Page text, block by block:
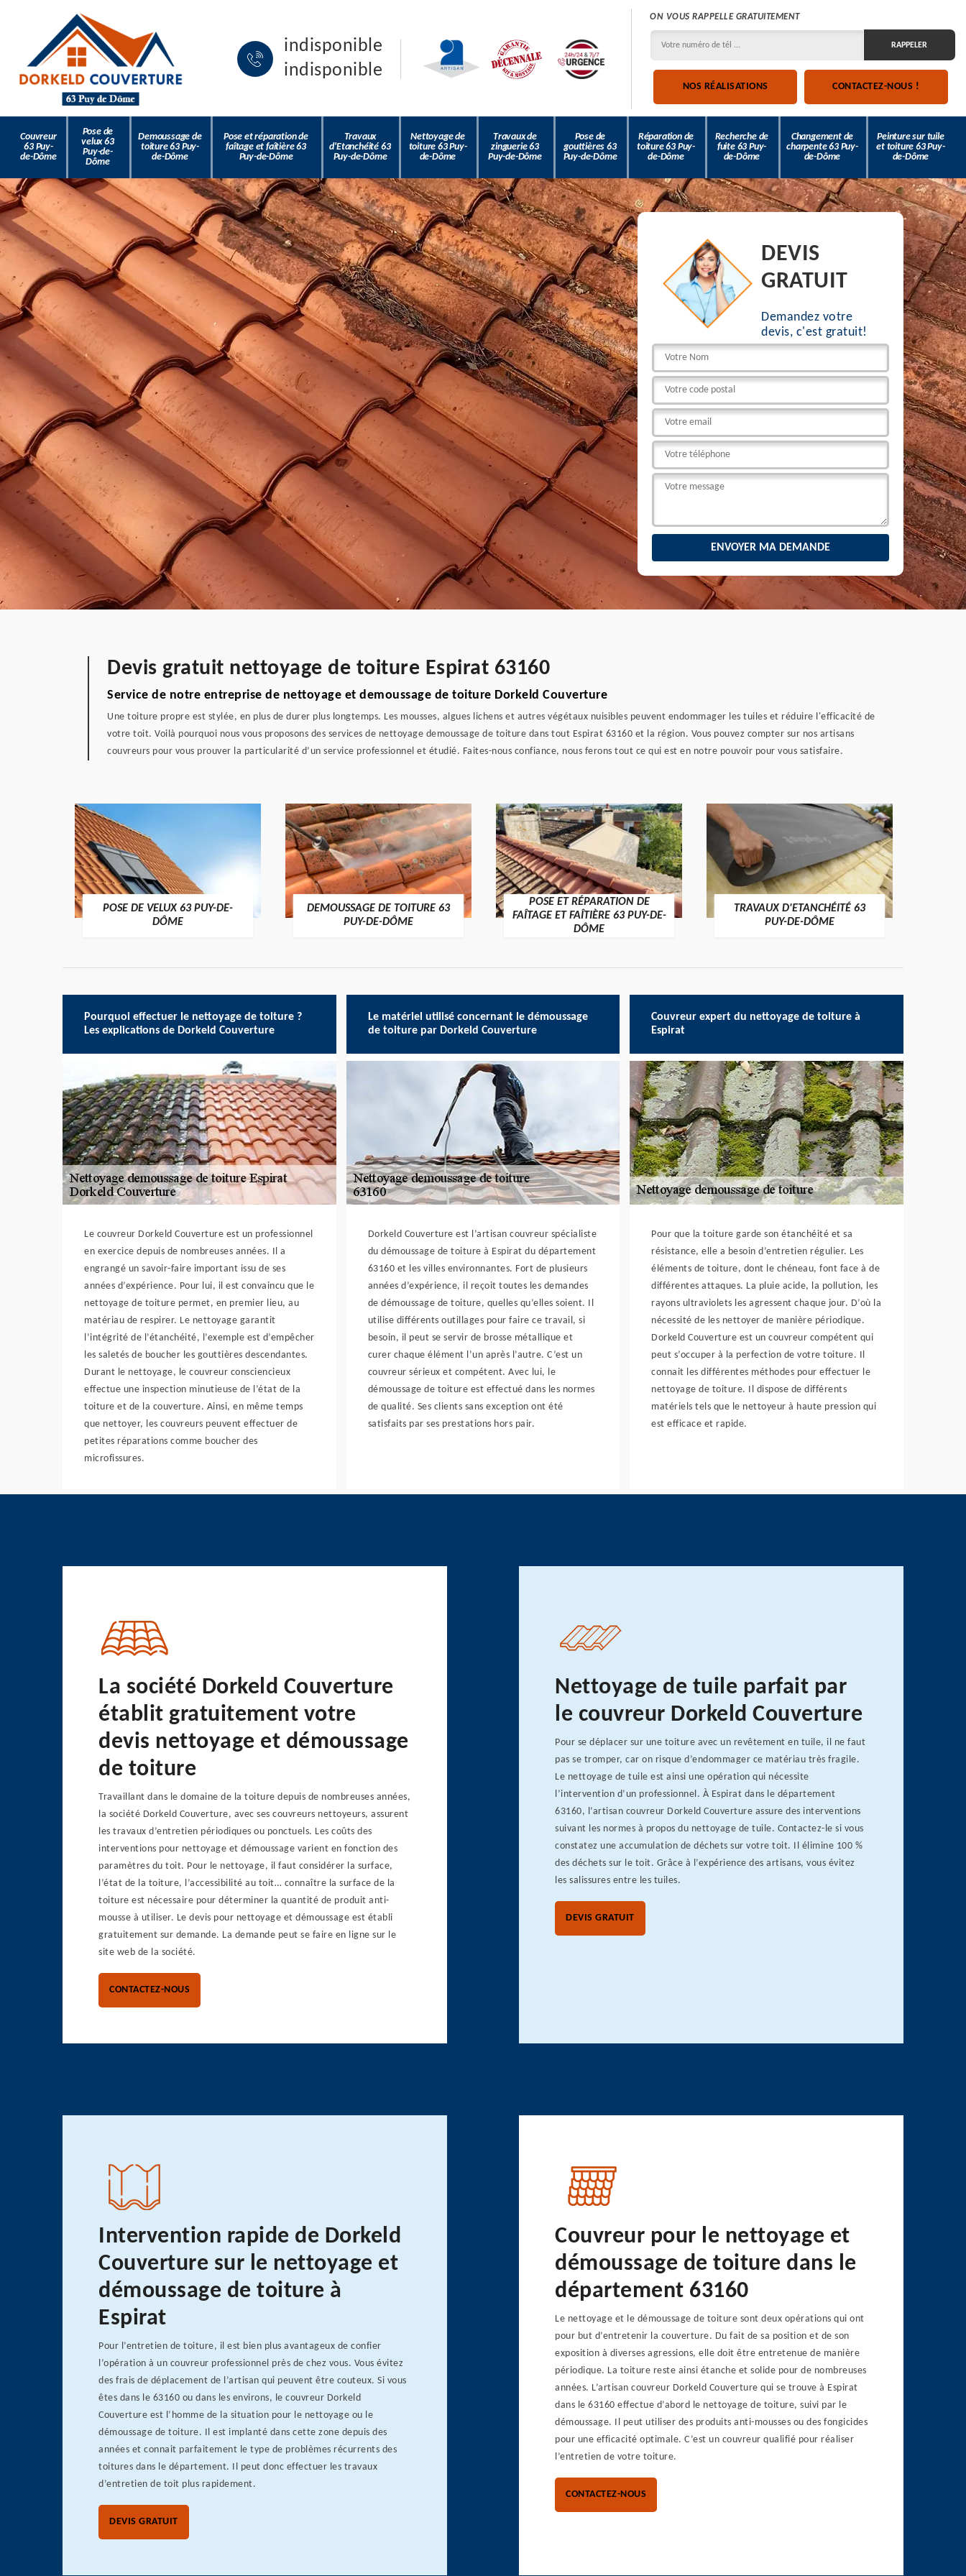
indisponible
indisponible
ON VOUS RAPPELLE GRATUITEMENT
NOS RÉALISATIONS CONTACTEZ-NOUS !
Couvreur
63 Puy-
de-Dôme
Pose de
velux 63
Puy-de-
Dôme
Demoussage de
toiture 63 Puy-
de-Dôme
Pose et réparation de
faîtage et faîtière 63
Puy-de-Dôme
Travaux
d'Etanchéité 63
Puy-de-Dôme
Nettoyage de
toiture 63 Puy-
de-Dôme
Travaux de
zinguerie 63
Puy-de-Dôme
Pose de
gouttières 63
Puy-de-Dôme
Réparation de
toiture 63 Puy-
de-Dôme
Recherche de
fuite 63 Puy-
de-Dôme
Changement de
charpente 63 Puy-
de-Dôme
Peinture sur tuile
et toiture 63 Puy-
de-Dôme
DEVIS
GRATUIT
Demandez votre
devis, c'est gratuit!
Devis gratuit nettoyage de toiture Espirat 63160
Service de notre entreprise de nettoyage et demoussage de toiture Dorkeld Couverture
Une toiture propre est stylée, en plus de durer plus longtemps. Les mousses, algues lichens et autres végétaux nuisibles peuvent endommager les tuiles et réduire l'efficacité de
votre toit. Voilà pourquoi nous vous proposons des services de nettoyage demoussage de toiture dans tout Espirat 63160 et la région. Vous pouvez compter sur nos artisans
couvreurs pour vous prouver la particularité d’un service professionnel et étudié. Faites-nous confiance, nous ferons tout ce qui est en notre pouvoir pour vous satisfaire.
POSE DE VELUX 63 PUY-DE-
DÔME
DEMOUSSAGE DE TOITURE 63
PUY-DE-DÔME
POSE ET RÉPARATION DE
FAÎTAGE ET FAÎTIÈRE 63 PUY-DE-
DÔME
TRAVAUX D'ETANCHÉITÉ 63
PUY-DE-DÔME
Pourquoi effectuer le nettoyage de toiture ?
Les explications de Dorkeld Couverture
Le couvreur Dorkeld Couverture est un professionnel
en exercice depuis de nombreuses années. Il a
engrangé un savoir-faire important issu de ses
années d’expérience. Pour lui, il est convaincu que le
nettoyage de toiture permet, en premier lieu, au
matériau de respirer. Le nettoyage garantit
l’intégrité de l’étanchéité, l’exemple est d’empêcher
les saletés de boucher les gouttières descendantes.
Durant le nettoyage, le couvreur consciencieux
effectue une inspection minutieuse de l’état de la
toiture et de la couverture. Ainsi, en même temps
que nettoyer, les couvreurs peuvent effectuer de
petites réparations comme boucher des
microfissures.
Le matériel utilisé concernant le démoussage
de toiture par Dorkeld Couverture
Dorkeld Couverture est l’artisan couvreur spécialiste
du démoussage de toiture à Espirat du département
63160 et les villes environnantes. Fort de plusieurs
années d’expérience, il reçoit toutes les demandes
de démoussage de toiture, quelles qu’elles soient. Il
utilise différents outillages pour faire ce travail, si
besoin, il peut se servir de brosse métallique et
curer chaque élément l’un après l’autre. C’est un
couvreur sérieux et compétent. Avec lui, le
démoussage de toiture est effectué dans les normes
de qualité. Ses clients sans exception ont été
satisfaits par ses prestations hors pair.
Couvreur expert du nettoyage de toiture à
Espirat
Pour que la toiture garde son étanchéité et sa
résistance, elle a besoin d’entretien régulier. Les
éléments de toiture, dont le chéneau, font face à de
différentes attaques. La pluie acide, la pollution, les
rayons ultraviolets les agressent chaque jour. D’où la
nécessité de les nettoyer de manière périodique.
Dorkeld Couverture est un couvreur compétent qui
peut s’occuper à la perfection de votre toiture. Il
connait les différentes méthodes pour effectuer le
nettoyage de toiture. Il dispose de différents
matériels tels que le nettoyeur à haute pression qui
est efficace et rapide.
La société Dorkeld Couverture
établit gratuitement votre
devis nettoyage et démoussage
de toiture
Travaillant dans le domaine de la toiture depuis de nombreuses années,
la société Dorkeld Couverture, avec ses couvreurs nettoyeurs, assurent
les travaux d’entretien périodiques ou ponctuels. Les coûts des
interventions pour nettoyage et démoussage varient en fonction des
paramètres du toit. Pour le nettoyage, il faut considérer la surface,
l’état de la toiture, l’accessibilité au toit… connaître la surface de la
toiture est nécessaire pour déterminer la quantité de produit anti-
mousse à utiliser. Le devis pour nettoyage et démoussage est établi
gratuitement sur demande. La demande peut se faire en ligne sur le
site web de la société.
CONTACTEZ-NOUS
Nettoyage de tuile parfait par
le couvreur Dorkeld Couverture
Pour se déplacer sur une toiture avec un revêtement en tuile, il ne faut
pas se tromper, car on risque d’endommager ce matériau très fragile.
Le nettoyage de tuile est ainsi une opération qui nécessite
l’intervention d’un professionnel. À Espirat dans le département
63160, l’artisan couvreur Dorkeld Couverture assure des interventions
suivant les normes à propos du nettoyage de tuile. Contactez-le si vous
constatez une accumulation de déchets sur votre toit. Il élimine 100 %
des déchets sur le toit. Grâce à l’expérience des artisans, vous évitez
les salissures entre les tuiles.
DEVIS GRATUIT
Intervention rapide de Dorkeld
Couverture sur le nettoyage et
démoussage de toiture à
Espirat
Pour l’entretien de toiture, il est bien plus avantageux de confier
l’opération à un couvreur professionnel près de chez vous. Vous évitez
des frais de déplacement de l’artisan qui peuvent être couteux. Si vous
êtes dans le 63160 ou dans les environs, le couvreur Dorkeld
Couverture est l’homme de la situation pour le nettoyage ou le
démoussage de toiture. Il est implanté dans cette zone depuis des
années et connait parfaitement le type de problèmes récurrents des
toitures dans le département. Il peut donc effectuer les travaux
d’entretien de toit plus rapidement.
DEVIS GRATUIT
Couvreur pour le nettoyage et
démoussage de toiture dans le
département 63160
Le nettoyage et le démoussage de toiture sont deux opérations qui ont
pour but d’entretenir la couverture. Du fait de sa position et de son
exposition à diverses agressions, elle doit être entretenue de manière
périodique. La toiture reste ainsi étanche et solide pour de nombreuses
années. L’artisan couvreur Dorkeld Couverture qui se trouve à Espirat
dans le 63160 effectue d’abord le nettoyage de toiture, suivi par le
démoussage. Il peut utiliser des produits anti-mousses ou des fongicides
pour une efficacité optimale. C’est un couvreur qualifié pour réaliser
l’entretien de votre toiture.
CONTACTEZ-NOUS